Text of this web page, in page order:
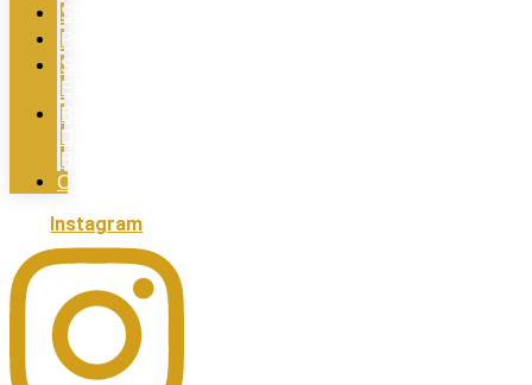
SERVICIOS
PORTFOLIO
SALIMOS
EN
BLOG
DE
BODAS
CONTACTO
Instagram